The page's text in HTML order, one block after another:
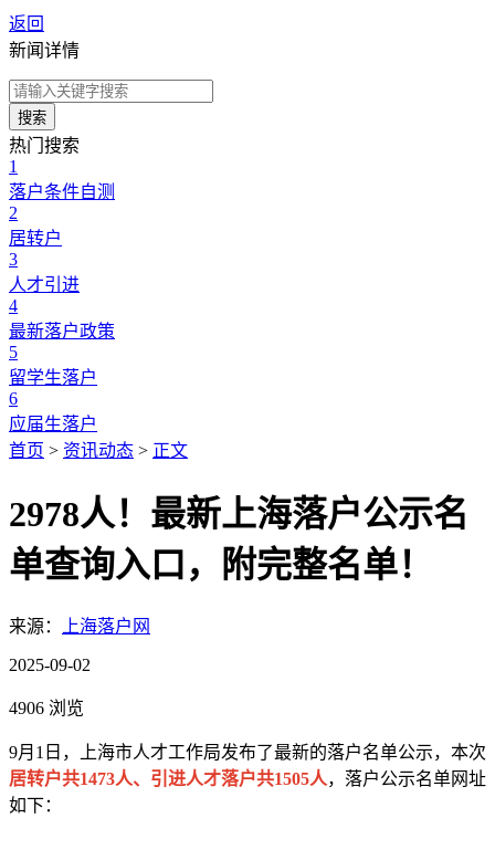
返回
新闻详情
搜索
热门搜索
1
落户条件自测
2
居转户
3
人才引进
4
最新落户政策
5
留学生落户
6
应届生落户
首页 > 资讯动态 > 正文
2978人！最新上海落户公示名
单查询入口，附完整名单！
来源： 上海落户网
2025-09-02
4906 浏览
9月1日，上海市人才工作局发布了最新的落户名单公示，本次
居转户共1473人、引进人才落户共1505人，落户公示名单网址
如下：